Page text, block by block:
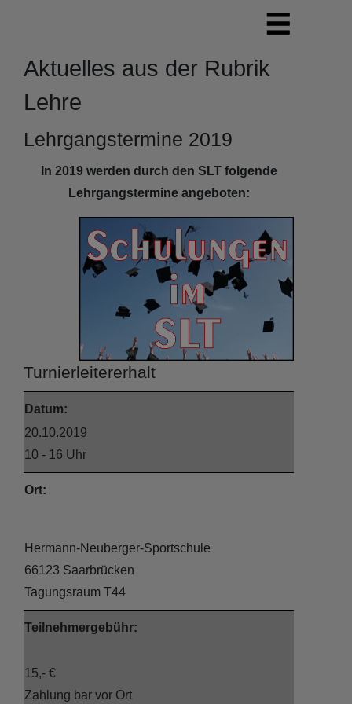
Aktuelles aus der Rubrik
Lehre
Lehrgangstermine 2019
In 2019 werden durch den SLT folgende
Lehrgangstermine angeboten:
Turnierleitererhalt
Datum:
20.10.2019
10 - 16 Uhr
Ort:
Hermann-Neuberger-Sportschule
66123 Saarbrücken
Tagungsraum T44
Teilnehmergebühr:
15,- €
Zahlung bar vor Ort